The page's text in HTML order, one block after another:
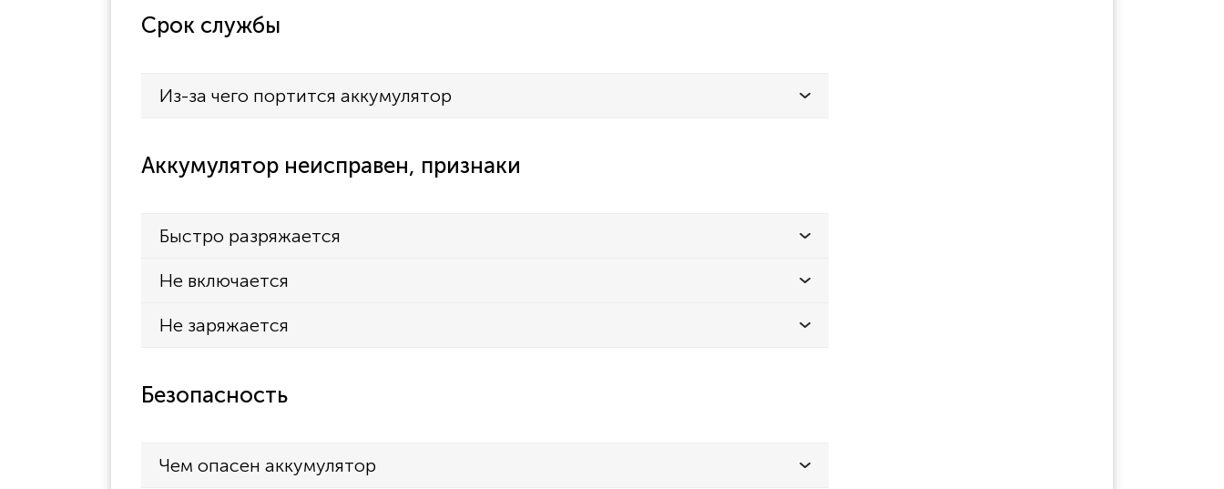
Срок службы
Из-за чего портится аккумулятор
Аккумулятор неисправен, признаки
Быстро разряжается
Не включается
Не заряжается
Безопасность
Чем опасен аккумулятор